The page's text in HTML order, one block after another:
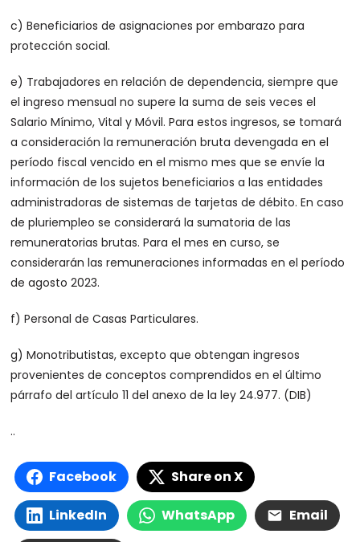
c) Beneficiarios de asignaciones por embarazo para
protección social.
e) Trabajadores en relación de dependencia, siempre que
el ingreso mensual no supere la suma de seis veces el
Salario Mínimo, Vital y Móvil. Para estos ingresos, se tomará
a consideración la remuneración bruta devengada en el
período fiscal vencido en el mismo mes que se envíe la
información de los sujetos beneficiarios a las entidades
administradoras de sistemas de tarjetas de débito. En caso
de pluriempleo se considerará la sumatoria de las
remuneratorias brutas. Para el mes en curso, se
considerarán las remuneraciones informadas en el período
de agosto 2023.
f) Personal de Casas Particulares.
g) Monotributistas, excepto que obtengan ingresos
provenientes de conceptos comprendidos en el último
párrafo del artículo 11 del anexo de la ley 24.977. (DIB)
..
Facebook Share on X
LinkedIn WhatsApp Email